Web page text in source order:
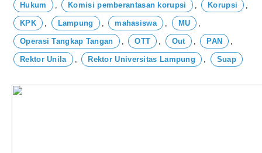
Hukum , Komisi pemberantasan korupsi , Korupsi ,
KPK , Lampung , mahasiswa , MU ,
Operasi Tangkap Tangan , OTT , Out , PAN ,
Rektor Unila , Rektor Universitas Lampung , Suap